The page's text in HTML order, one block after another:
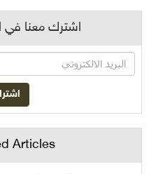
اشترك معنا في
Articles